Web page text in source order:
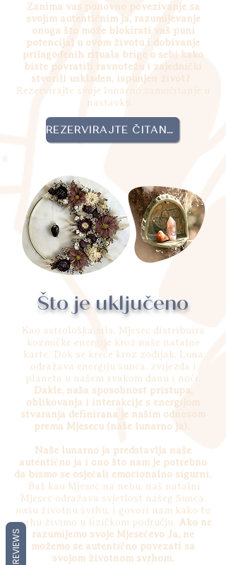
Zanima vas ponovno povezivanje sa
svojim autentičnim ja, razumijevanje
onoga što može blokirati vaš puni
potencijal u ovom životu i dobivanje
prilagođenih rituala brige o sebi kako
biste povratili ravnotežu i zajednički
stvorili usklađen, ispunjen život?
Rezervirajte svoje lunarno samočitanje u
nastavku.
REZERVIRAJTE ČITANJE
Što je uključeno
Kao astrološka sila, Mjesec distribuira
kozmičke energije kroz naše natalne
karte. Dok se kreće kroz zodijak, Luna
odražava energiju sunca, zvijezda i
planeta u našem svakom danu i noći.
Dakle, naša sposobnost pristupa,
oblikovanja i interakcije s energijom
stvaranja definirana je našim odnosom
prema Mjesecu (naše lunarno ja).
Naše lunarno ja predstavlja naše
autentično ja i ono što nam je potrebno
da bismo se osjećali emocionalno sigurni.
Baš kao Mjesec na nebu, naš natalni
Mjesec odražava svjetlost našeg Sunca,
našu životnu svrhu, i govori nam kako tu
svrhu živimo u fizičkom području. Ako ne
razumijemo svoje Mjesečevo Ja, ne
možemo se autentično povezati sa
svojom životnom svrhom.
REVIEWS